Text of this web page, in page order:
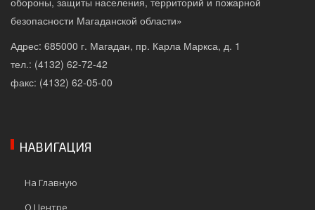
безопасности Магаданской области»
Адрес: 685000 г. Магадан, пр. Карла Маркса, д. 1
тел.: (4132) 62-72-42
факс: (4132) 62-05-00
НАВИГАЦИЯ
На Главную
О Центре